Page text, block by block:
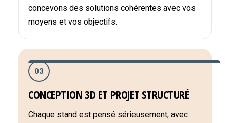
concevons des solutions cohérentes avec vos
moyens et vos objectifs.
03
CONCEPTION 3D ET PROJET STRUCTURÉ
Chaque stand est pensé sérieusement, avec